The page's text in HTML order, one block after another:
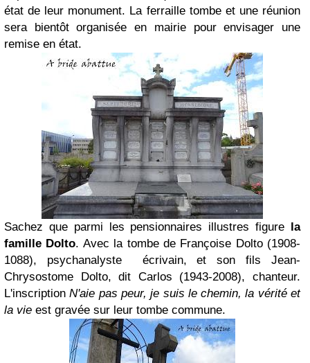
état de leur monument. La ferraille tombe et une réunion
sera bientôt organisée en mairie pour envisager une
remise en état.
Sachez que parmi les pensionnaires illustres figure la
famille Dolto. Avec la tombe de Françoise Dolto (1908-
1088), psychanalyste écrivain, et son fils Jean-
Chrysostome Dolto, dit Carlos (1943-2008), chanteur.
L'inscriptionN'aie pas peur, je suis le chemin, la vérité et
la vie est gravée sur leur tombe commune.